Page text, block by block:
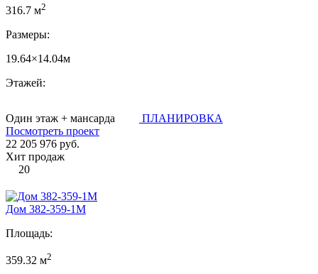
316.7 м2
Размеры:
19.64×14.04м
Этажей:
Один этаж + мансарда
ПЛАНИРОВКА
Посмотреть проект
22 205 976 руб.
Хит продаж
20
Дом 382-359-1М
Площадь:
359.32 м2